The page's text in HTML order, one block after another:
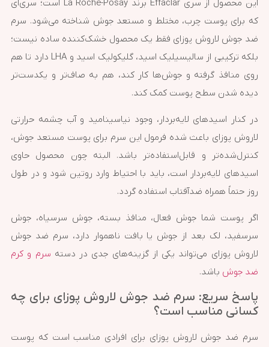
این محصول از سری Effaclar برند La Roche-Posay است؛ سری‌ای
که برای پوست چرب، مختلط و مستعد جوش شناخته می‌شود. سرم
ضد جوش لاروش پوزای فقط یک محصول خشک‌کننده ساده نیست؛
بلکه ترکیبی از سالیسیلیک اسید، گلیکولیک اسید و LHA دارد تا هم
روی منافذ گرفته و جوش‌ها کار کند، هم به صاف‌تر و یکدست‌تر
دیده شدن سطح پوست کمک کند.
در کنار اسیدهای لایه‌بردار، وجود نیاسینامید و آب چشمه حرارتی
لاروش پوزای باعث شده فرمول این سرم برای پوست مستعد جوش،
کنترل‌شده‌تر و قابل‌استفاده‌تر باشد. البته چون محصول حاوی
اسیدهای لایه‌بردار است، باید با احتیاط وارد روتین شود و در طول
روز حتماً همراه ضدآفتاب استفاده گردد.
اگر پوست شما جوش فعال، منافذ بسته، جوش سرسیاه، جوش
سرسفید، لک بعد از جوش یا بافت ناهموار دارد، سرم ضد جوش
لاروش پوزای می‌تواند یکی از گزینه‌های جدی در دسته سرم و کرم
ضد جوش باشد.
پاسخ سریع: سرم ضد جوش لاروش پوزای برای چه
کسانی مناسب است؟
سرم ضد جوش لاروش پوزای برای افرادی مناسب است که پوست